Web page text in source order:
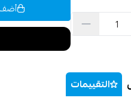
التقييمات